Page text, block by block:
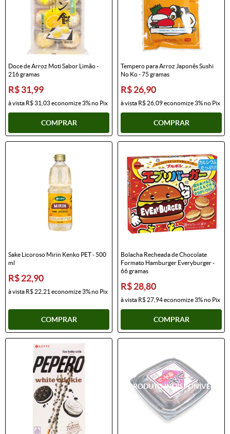
Doce de Arroz Moti Sabor Limão -
216 gramas
R$ 31,99
à vista R$ 31,03economize3%no Pix
COMPRAR
Tempero para Arroz Japonês Sushi
No Ko - 75 gramas
R$ 26,90
à vista R$ 26,09economize3%no Pix
COMPRAR
Sake Licoroso Mirin Kenko PET - 500
ml
R$ 22,90
à vista R$ 22,21 economize3%no Pix
COMPRAR
Bolacha Recheada de Chocolate
Formato Hamburger Everyburger -
66 gramas
R$ 28,80
à vista R$ 27,94economize3%no Pix
COMPRAR